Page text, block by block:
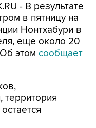
- В результате
в пятницу на
Нонтхабури в
еще около 20
этом сообщает
территория